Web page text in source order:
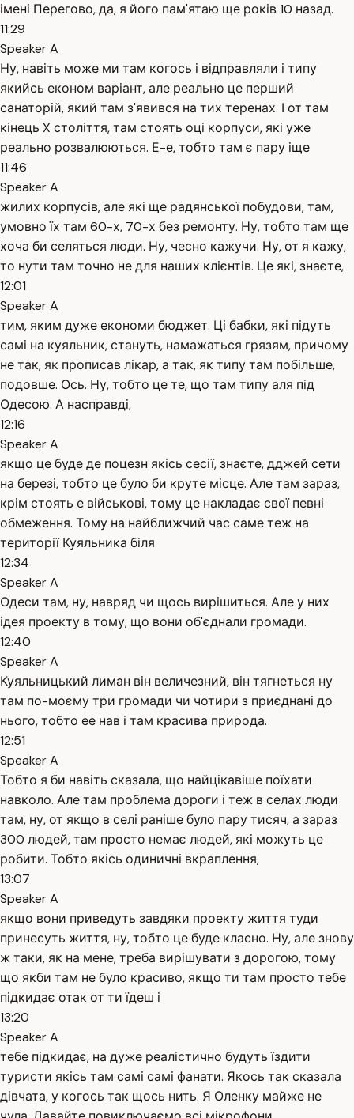
імені Перегово, да, я його пам'ятаю ще років 10 назад.
11:29
Speaker A
Ну, навіть може ми там когось і відправляли і типу
якийсь економ варіант, але реально це перший
санаторій, який там з'явився на тих теренах. І от там
кінець X століття, там стоять оці корпуси, які уже
реально розвалюються. Е-е, тобто там є пару іще
11:46
Speaker A
жилих корпусів, але які ще радянської побудови, там,
умовно їх там 60-х, 70-х без ремонту. Ну, тобто там ще
хоча би селяться люди. Ну, чесно кажучи. Ну, от я кажу,
то нути там точно не для наших клієнтів. Це які, знаєте,
12:01
Speaker A
тим, яким дуже економи бюджет. Ці бабки, які підуть
самі на куяльник, стануть, намажаться грязям, причому
не так, як прописав лікар, а так, як типу там побільше,
подовше. Ось. Ну, тобто це те, що там типу аля під
Одесою. А насправді,
12:16
Speaker A
якщо це буде де поцезн якісь сесії, знаєте, дджей сети
на березі, тобто це було би круте місце. Але там зараз,
крім стоять е військові, тому це накладає свої певні
обмеження. Тому на найближчий час саме теж на
території Куяльника біля
12:34
Speaker A
Одеси там, ну, навряд чи щось вирішиться. Але у них
ідея проекту в тому, що вони об'єднали громади.
12:40
Speaker A
Куяльницький лиман він величезний, він тягнеться ну
там по-моєму три громади чи чотири з приєднані до
нього, тобто ее нав і там красива природа.
12:51
Speaker A
Тобто я би навіть сказала, що найцікавіше поїхати
навколо. Але там проблема дороги і теж в селах люди
там, ну, от якщо в селі раніше було пару тисяч, а зараз
300 людей, там просто немає людей, які можуть це
робити. Тобто якісь одиничні вкраплення,
13:07
Speaker A
якщо вони приведуть завдяки проекту життя туди
принесуть життя, ну, тобто це буде класно. Ну, але знову
ж таки, як на мене, треба вирішувати з дорогою, тому
що якби там не було красиво, якщо ти там просто тебе
підкидає отак от ти їдеш і
13:20
Speaker A
тебе підкидає, на дуже реалістично будуть їздити
туристи якісь там самі самі фанати. Якось так сказала
дівчата, у когось так щось нить. Я Оленку майже не